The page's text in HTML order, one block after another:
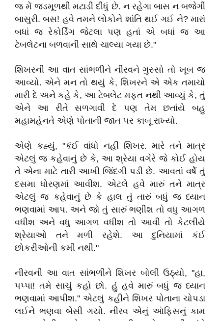
જ મેં જડમૂળથી મટાડી દીધું છે. ન રહેગા બાસ ન બજેગી
બાસુરી. બસ! હવે તમને લોકોને શાંતિ થઈ ગઈ ને? મારાં
બધાં જ રેકોર્ડિંગ જેટલા પણ હતાં એ બધાં જ આ
ટેબલેટના બળવાની સાથે ચાલ્યા ગયા છે."
શિખરની આ વાત સાંભળીને નીરવને ગુસ્સો તો ખૂબ જ
આવ્યો. એને મન તો થયું કે, શિખરને એ એક તમાચો
મારી દે અને કહે કે, આ ટેબલેટ મફત નથી આવ્યું કે, તું
એને આ રીતે સળગાવી દે પણ તેમ છતાંયે બહુ
મહામહેનતે એણે પોતાની જાત પર કાબૂ રાખ્યો.
એણે કહ્યું, "કંઈ વાંધો નહીં શિખર. મારે તને માત્ર
એટલું જ કહેવાનું છે કે, આ શ્રેયા વગેરે જે કોઈ હોય
તે એના માટે તારી આખી જિંદગી પડી છે. આવતાં વર્ષે તું
દસમા ધોરણમાં આવીશ. એટલે હવે મારું તને માત્ર
એટલું જ કહેવાનું છે કે હાલ તું તારું બધું જ ધ્યાન
ભણવામાં આપ. અને જો તું સારું ભણીશ તો વધુ આગળ
વધીશ અને વધુ આગળ વધીશ તો આવી તો કેટલીયે
શ્રેયાઓ તને મળી રહેશે. આ દુનિયામાં કંઈ
છોકરીઓની કમી નથી."
નીરવની આ વાત સાંભળીને શિખર બોલી ઉઠ્યો, "હા,
પપ્પા! તમે સાચું કહો છો. હું હવે મારું બધું જ ધ્યાન
ભણવામાં આપીશ." એટલું કહીને શિખર પોતાના ચોપડા
લઈને ભણવા બેસી ગયો. નીરવ એનું ઑફિસનું કામ